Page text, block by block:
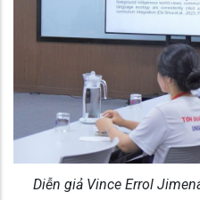
Diễn giả Vince Errol